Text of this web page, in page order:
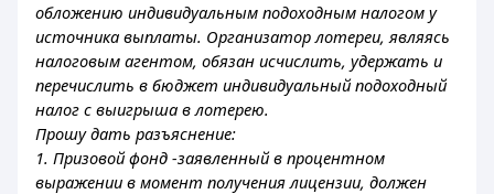
обложению индивидуальным подоходным налогом у
источника выплаты. Организатор лотереи, являясь
налоговым агентом, обязан исчислить, удержать и
перечислить в бюджет индивидуальный подоходный
налог с выигрыша в лотерею.
Прошу дать разъяснение:
1. Призовой фонд -заявленный в процентном
выражении в момент получения лицензии, должен